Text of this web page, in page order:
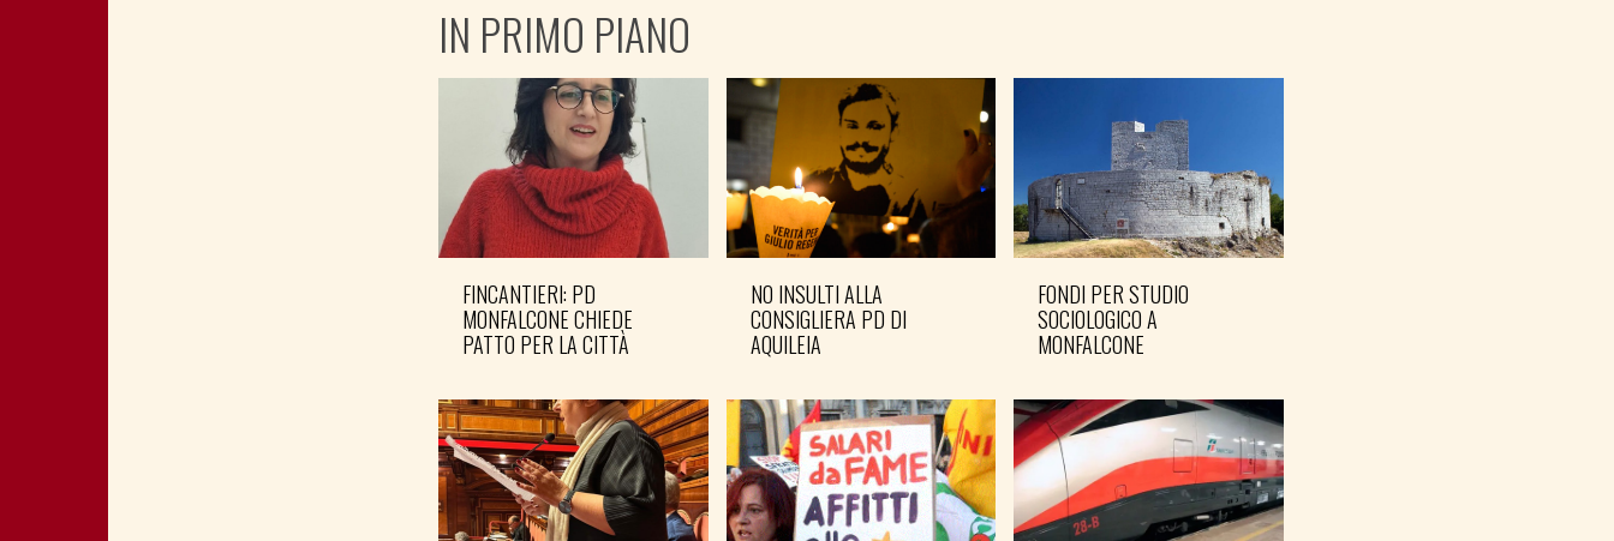
IN PRIMO PIANO
FINCANTIERI: PD
MONFALCONE CHIEDE
PATTO PER LA CITTÀ
NO INSULTI ALLA
CONSIGLIERA PD DI
AQUILEIA
FONDI PER STUDIO
SOCIOLOGICO A
MONFALCONE